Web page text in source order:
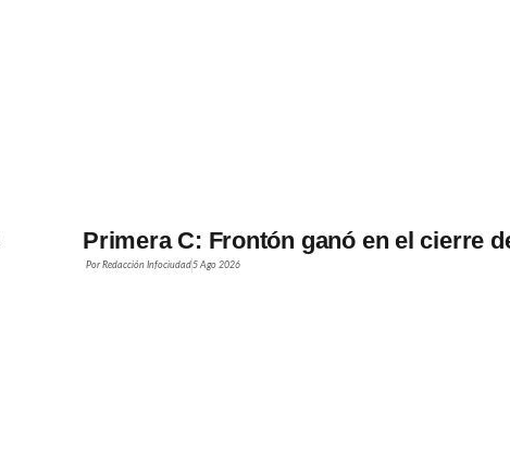
Primera C: Frontón ganó en el cierre
Por Redacción Infociudad5 Ago 2026